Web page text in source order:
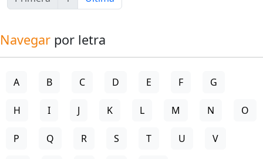
Navegar por letra
A B C D E F G
H I J K L M N O
P Q R S T U V